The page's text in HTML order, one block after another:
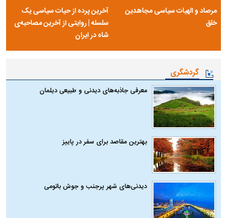
مرصاد و الهیات سیاسی مجاهدین
خلق
آخرین پرده از حیات سیاسی یک
سلسله | روایتی از آخرین مصاحبه‌ی
شاه در ایران
گردشگری
معرفی جاذبه‌های دیدنی و طبیعی دیلمان
بهترین مقاصد برای سفر در پاییز
دیدنی‌های شهر پرجنب و جوش باتومی